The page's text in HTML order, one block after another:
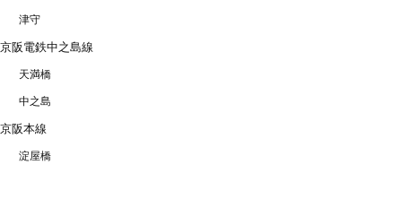
津守
京阪電鉄中之島線
天満橋
中之島
京阪本線
淀屋橋